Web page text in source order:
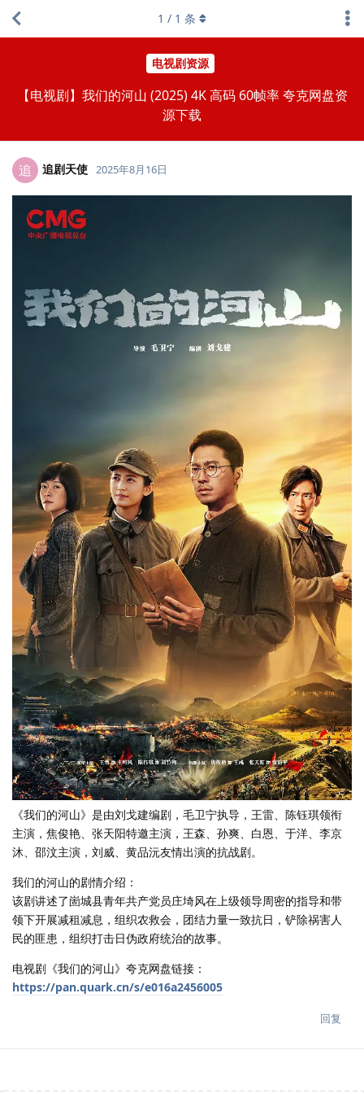
电视剧资源
【电视剧】我们的河山 (2025) 4K 高码 60帧率 夸克网盘资
源下载
1 / 1 条
追 追剧天使 2025年8月16日
《我们的河山》是由刘戈建编剧，毛卫宁执导，王雷、陈钰琪领衔
主演，焦俊艳、张天阳特邀主演，王森、孙爽、白恩、于洋、李京
沐、邵汶主演，刘威、黄品沅友情出演的抗战剧。
我们的河山的剧情介绍：
该剧讲述了崮城县青年共产党员庄埼风在上级领导周密的指导和带
领下开展减租减息，组织农救会，团结力量一致抗日，铲除祸害人
民的匪患，组织打击日伪政府统治的故事。
电视剧《我们的河山》夸克网盘链接：
https://pan.quark.cn/s/e016a2456005
回复